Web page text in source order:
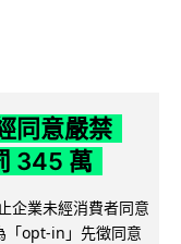
同意嚴禁
345 萬
企業未經消費者同意
「opt-in」先徵同意